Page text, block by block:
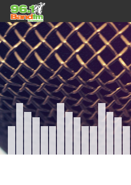
Skip
to
content